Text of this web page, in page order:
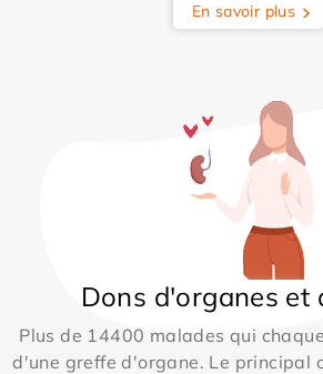
En savoir plus
Dons d'organes et
Plus de 14400 malades qui
d'une greffe d'organe. Le principal